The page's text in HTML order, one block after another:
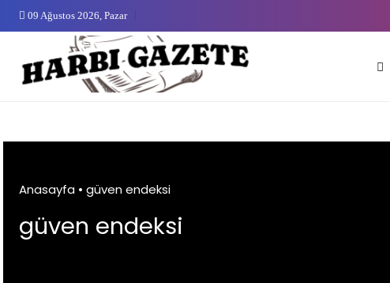
09 Ağustos 2026, Pazar
Anasayfa • güven endeksi
güven endeksi